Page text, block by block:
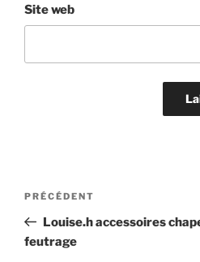
Site web
Navigation
l’article
Article
précédent
PRÉCÉDENT
Louise.h accessoires
feutrage